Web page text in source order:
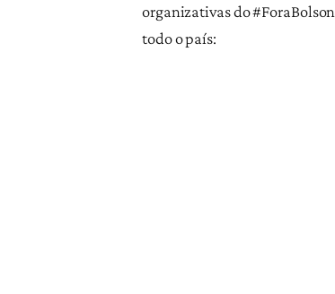
organizativas do
todo o país: